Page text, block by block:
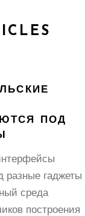
ПОД
разные гаджеты
среда
построения